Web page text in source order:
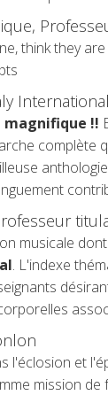
think they are
magnifique !!
musicale
. L'indexe
et
mission